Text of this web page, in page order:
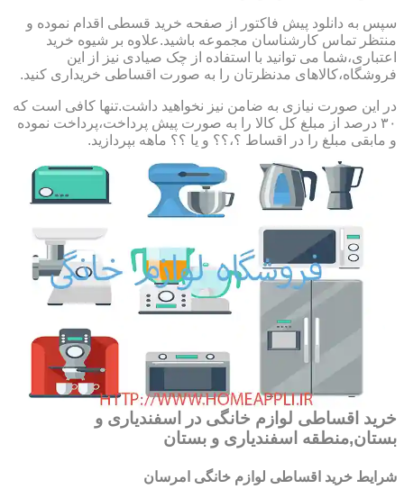
سپس به دانلود پیش فاکتور از صفحه خرید قسطی اقدام نموده و
منتظر تماس کارشناسان مجموعه باشید.علاوه بر شیوه خرید
اعتباری،شما می توانید با استفاده از چک صیادی نیز از این
فروشگاه،کالاهای مدنظرتان را به صورت اقساطی خریداری کنید.
در این صورت نیازی به ضامن نیز نخواهید داشت.تنها کافی است که
۳۰ درصد از مبلغ کل کالا را به صورت پیش پرداخت،پرداخت نموده
و مابقی مبلغ را در اقساط ؟،؟؟ و یا ؟؟ ماهه بپردازید.
خرید اقساطی لوازم خانگی در اسفندیاری و
بستان,منطقه اسفندیاری و بستان
شرایط خرید اقساطی لوازم خانگی امرسان